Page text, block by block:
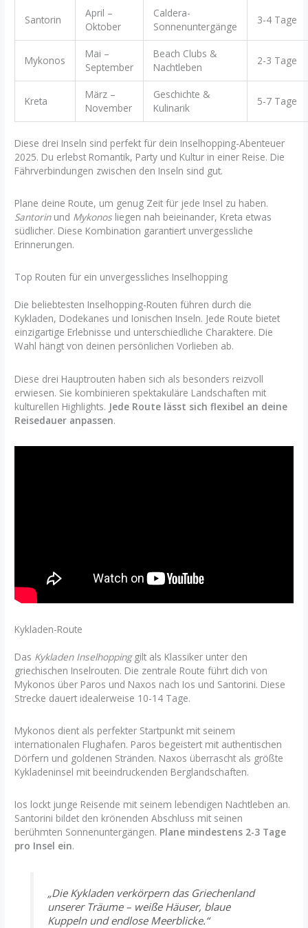
Santorin
April –
Oktober
Caldera-
Sonnenuntergänge
3-4 Tage
Mykonos
Mai –
September
Beach Clubs &
Nachtleben
2-3 Tage
Kreta
März –
November
Geschichte &
Kulinarik
5-7 Tage
Diese drei Inseln sind perfekt für dein Inselhopping-Abenteuer
2025. Du erlebst Romantik, Party und Kultur in einer Reise. Die
Fährverbindungen zwischen den Inseln sind gut.
Plane deine Route, um genug Zeit für jede Insel zu haben.
Santorinund Mykonosliegen nah beieinander, Kreta etwas
südlicher. Diese Kombination garantiert unvergessliche
Erinnerungen.
Top Routen für ein unvergessliches Inselhopping
Die beliebtesten Inselhopping-Routen führen durch die
Kykladen, Dodekanes und Ionischen Inseln. Jede Route bietet
einzigartige Erlebnisse und unterschiedliche Charaktere. Die
Wahl hängt von deinen persönlichen Vorlieben ab.
Diese drei Hauptrouten haben sich als besonders reizvoll
erwiesen. Sie kombinieren spektakuläre Landschaften mit
kulturellen Highlights. Jede Route lässt sich flexibel an deine
Reisedauer anpassen.
Kykladen-Route
Das Kykladen Inselhoppinggilt als Klassiker unter den
griechischen Inselrouten. Die zentrale Route führt dich von
Mykonos über Paros und Naxos nach Ios und Santorini. Diese
Strecke dauert idealerweise 10-14 Tage.
Mykonos dient als perfekter Startpunkt mit seinem
internationalen Flughafen. Paros begeistert mit authentischen
Dörfern und goldenen Stränden. Naxos überrascht als größte
Kykladeninsel mit beeindruckenden Berglandschaften.
Ios lockt junge Reisende mit seinem lebendigen Nachtleben an.
Santorini bildet den krönenden Abschluss mit seinen
berühmten Sonnenuntergängen. Plane mindestens 2-3 Tage
pro Insel ein.
„Die Kykladen verkörpern das Griechenland
unserer Träume – weiße Häuser, blaue
Kuppeln und endlose Meerblicke.“